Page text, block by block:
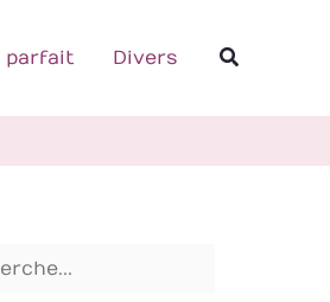
parfait Divers